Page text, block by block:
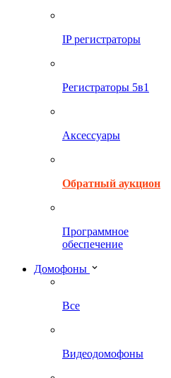
IP регистраторы
Регистраторы 5в1
Аксессуары
Обратный аукцион
Программное
обеспечение
Домофоны
Все
Видеодомофоны